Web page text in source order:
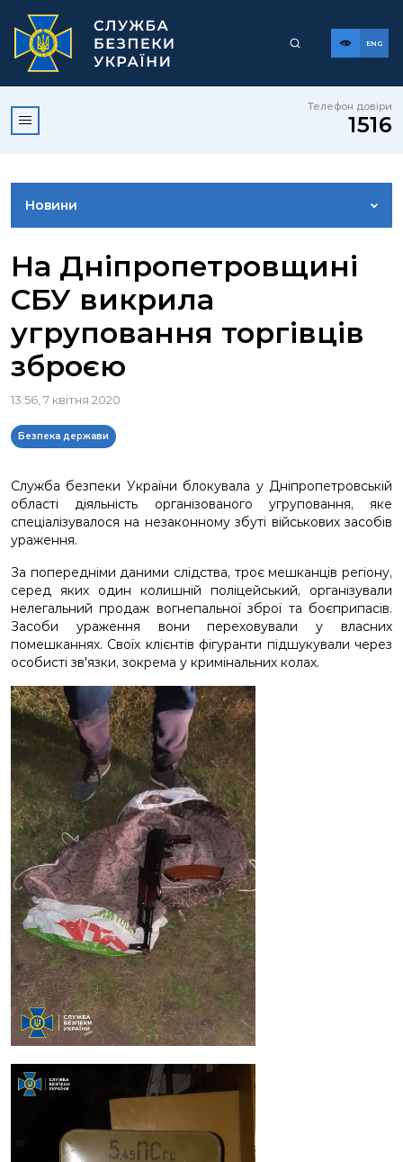
ENG
Телефон довіри
1516
Новини
ВІДЕОГАЛЕРЕЯ
КОНТАКТИ ПРЕСЦЕНТРУ
На Дніпропетровщині
СБУ викрила
угруповання торгівців
зброєю
13:56, 7 квітня 2020
Безпека держави
Служба безпеки України блокувала у Дніпропетровській
області діяльність організованого угруповання, яке
спеціалізувалося на незаконному збуті військових засобів
ураження.
За попередніми даними слідства, троє мешканців регіону,
серед яких один колишній поліцейський, організували
нелегальний продаж вогнепальної зброї та боєприпасів.
Засоби ураження вони переховували у власних
помешканнях. Своїх клієнтів фігуранти підшукували через
особисті зв'язки, зокрема у кримінальних колах.